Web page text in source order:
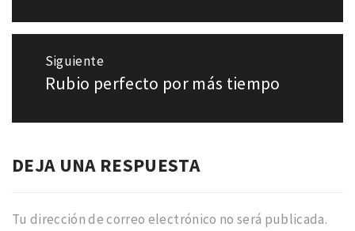
Siguiente
Entrada
Rubio perfecto por más tiempo
DEJA UNA RESPUESTA
Tu dirección de correo electrónico no será publicada.